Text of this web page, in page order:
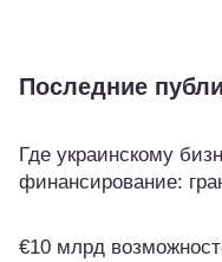
Последние
Где украинскому
финансирование:
€10 млрд